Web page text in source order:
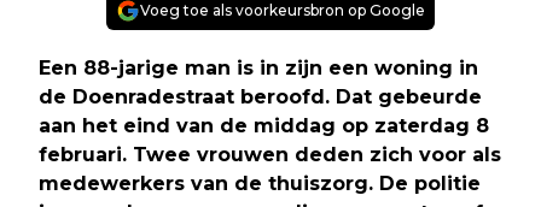
Voeg toe als voorkeursbron op Google
Een 88-jarige man is in zijn een woning in
de Doenradestraat beroofd. Dat gebeurde
aan het eind van de middag op zaterdag 8
februari. Twee vrouwen deden zich voor als
medewerkers van de thuiszorg. De politie